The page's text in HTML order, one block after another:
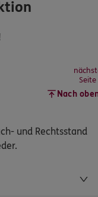
Seite
Nach
und Rechtsstand